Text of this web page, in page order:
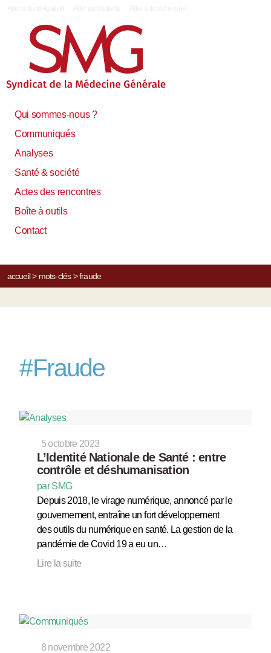
Qui sommes-nous ?
Communiqués
Analyses
Santé & société
Actes des rencontres
Boîte à outils
Contact
accueil> mots-clés> fraude
#Fraude
5 octobre 2023
L’Identité Nationale de Santé : entre
contrôle et déshumanisation
par SMG
Depuis 2018, le virage numérique, annoncé par le
gouvernement, entraîne un fort développement
des outils du numérique en santé. La gestion de la
pandémie de Covid 19 a eu un…
Lire la suite
8 novembre 2022